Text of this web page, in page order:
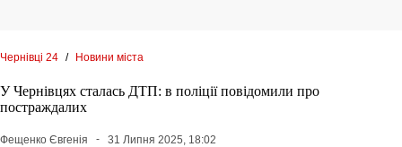
Чернівці 24 / Новини міста
У Чернівцях сталась ДТП: в поліції повідомили про
постраждалих
Фещенко Євгенія 31 Липня 2025, 18:02